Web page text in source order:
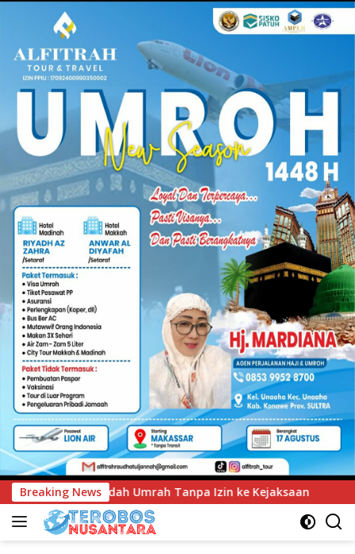
Breaking News
Izin ke Kejaksaan UNIMEN Tambah Delapan